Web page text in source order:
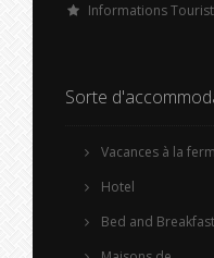
Informations
Sorte
Vacances à la
Hotel
Bed and Breakfast